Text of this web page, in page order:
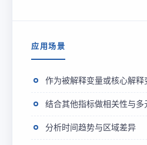
应用场景
作为被解释变量或核心解
结合其他指标做相关性与多
分析时间趋势与区域差异